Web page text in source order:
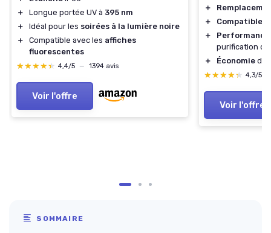
＋
Longue portée UV à 395 nm
＋
Idéal pour les soirées à la lumière noire
＋
Compatible avec les affiches
fluorescentes
★★★★★
★★★★★ 4,4/5 — 1394 avis
Voir l'offre
＋
＋
Compatible
＋
Performance
purification de
＋
Économie
★★★★★
★★★★★ 4,3/5
Voir l'offre
SOMMAIRE